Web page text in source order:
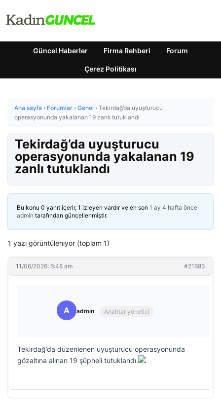
Güncel Haberler Firma Rehberi Forum
Çerez Politikası
Ana sayfa › Forumlar › Genel › Tekirdağ’da uyuşturucu
operasyonunda yakalanan 19 zanlı tutuklandı
Tekirdağ’da uyuşturucu
operasyonunda yakalanan 19
zanlı tutuklandı
Bu konu 0 yanıt içerir, 1 izleyen vardır ve en son 1 ay 4 hafta önce
admin tarafından güncellenmiştir.
1 yazı görüntüleniyor (toplam 1)
11/06/2026: 6:48 am #21683
A admin Anahtar yönetici
Tekirdağ’da düzenlenen uyuşturucu operasyonunda
gözaltına alınan 19 şüpheli tutuklandı.